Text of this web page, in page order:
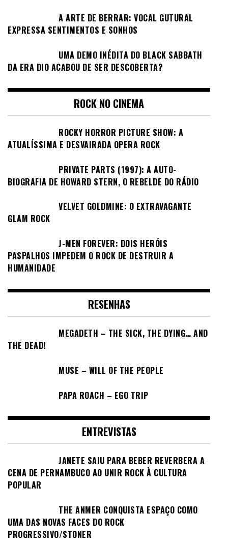
A ARTE DE BERRAR: VOCAL GUTURAL
EXPRESSA SENTIMENTOS E SONHOS
UMA DEMO INÉDITA DO BLACK SABBATH
DA ERA DIO ACABOU DE SER DESCOBERTA?
ROCK NO CINEMA
ROCKY HORROR PICTURE SHOW: A
ATUALÍSSIMA E DESVAIRADA OPERA ROCK
PRIVATE PARTS (1997): A AUTO-
BIOGRAFIA DE HOWARD STERN, O REBELDE DO RÁDIO
VELVET GOLDMINE: O EXTRAVAGANTE
GLAM ROCK
J-MEN FOREVER: DOIS HERÓIS
PASPALHOS IMPEDEM O ROCK DE DESTRUIR A
HUMANIDADE
RESENHAS
MEGADETH – THE SICK, THE DYING… AND
THE DEAD!
MUSE – WILL OF THE PEOPLE
PAPA ROACH – EGO TRIP
ENTREVISTAS
JANETE SAIU PARA BEBER REVERBERA A
CENA DE PERNAMBUCO AO UNIR ROCK À CULTURA
POPULAR
THE ANMER CONQUISTA ESPAÇO COMO
UMA DAS NOVAS FACES DO ROCK
PROGRESSIVO/STONER